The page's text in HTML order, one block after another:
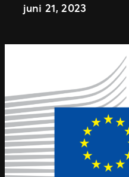
juni 21, 2023